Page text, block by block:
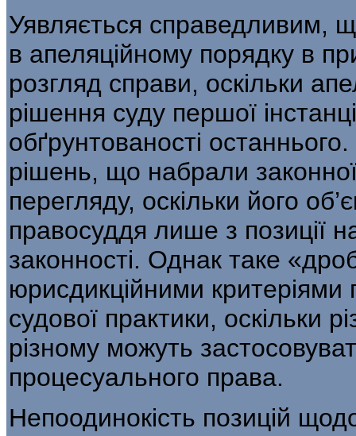
Уявляється справедливим,
в апе­ляційному порядку в
розгляд справи, оскільки
рішення суду першої
обґрунтованості
рішень, що набрали
пере­гляду, оскільки його
правосуддя лише з по­зиції
законності. Однак таке
юрисдикційними
судової практики, оскільки
різному можуть
процесуаль­ного права.
Непоодинокість позицій